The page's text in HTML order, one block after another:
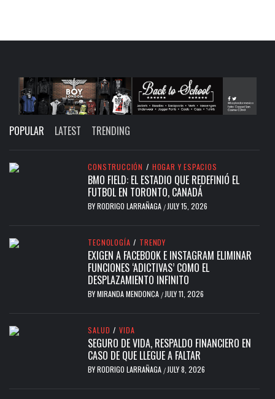
POPULAR LATEST TRENDING
CONSTRUCCIÓN / HOGAR Y ESPACIOS
BMO FIELD: EL ESTADIO QUE REDEFINIÓ EL
FUTBOL EN TORONTO, CANADÁ
BYRODRIGO LARRAÑAGA / JULY 15, 2026
TECNOLOGÍA / TRENDY
EXIGEN A FACEBOOK E INSTAGRAM ELIMINAR
FUNCIONES ‘ADICTIVAS’ COMO EL
DESPLAZAMIENTO INFINITO
BYMIRANDA MENDONCA / JULY 11, 2026
SALUD / VIDA
SEGURO DE VIDA, RESPALDO FINANCIERO EN
CASO DE QUE LLEGUE A FALTAR
BYRODRIGO LARRAÑAGA / JULY 8, 2026